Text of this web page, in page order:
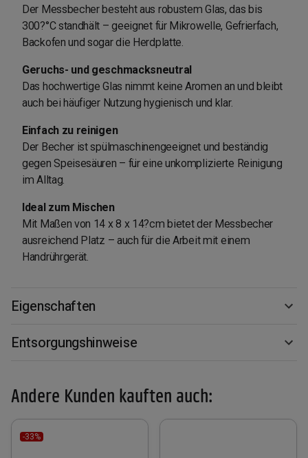
Der Messbecher besteht aus robustem Glas, das bis
300?°C standhält – geeignet für Mikrowelle, Gefrierfach,
Backofen und sogar die Herdplatte.
Geruchs- und geschmacksneutral
Das hochwertige Glas nimmt keine Aromen an und bleibt
auch bei häufiger Nutzung hygienisch und klar.
Einfach zu reinigen
Der Becher ist spülmaschinengeeignet und beständig
gegen Speisesäuren – für eine unkomplizierte Reinigung
im Alltag.
Ideal zum Mischen
Mit Maßen von 14 x 8 x 14?cm bietet der Messbecher
ausreichend Platz – auch für die Arbeit mit einem
Handrührgerät.
Eigenschaften
Entsorgungshinweise
Andere Kunden kauften auch:
-33%